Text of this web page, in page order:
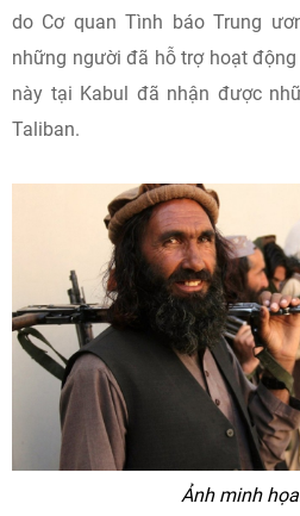
do Cơ quan Tình báo Trung
những người đã hỗ trợ hoạt
này tại Kabul đã nhận được
Taliban.
Ảnh minh